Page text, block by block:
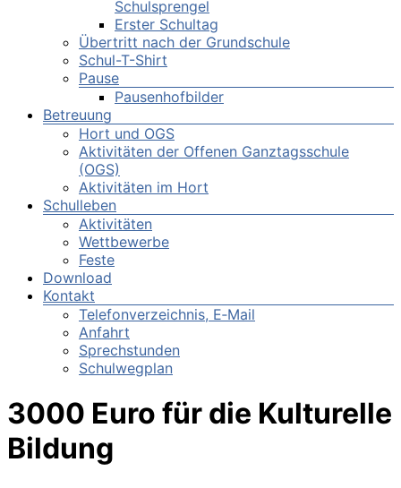
Schulsprengel
Erster Schultag
Übertritt nach der Grundschule
Schul-T-Shirt
Pause
Pausenhofbilder
Betreuung
Hort und OGS
Aktivitäten der Offenen Ganztagsschule
(OGS)
Aktivitäten im Hort
Schulleben
Aktivitäten
Wettbewerbe
Feste
Download
Kontakt
Telefonverzeichnis, E‑Mail
Anfahrt
Sprechstunden
Schulwegplan
3000 Euro für die Kulturelle
Bildung